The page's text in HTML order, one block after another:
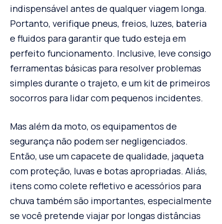
indispensável antes de qualquer viagem longa.
Portanto, verifique pneus, freios, luzes, bateria
e fluidos para garantir que tudo esteja em
perfeito funcionamento. Inclusive, leve consigo
ferramentas básicas para resolver problemas
simples durante o trajeto, e um kit de primeiros
socorros para lidar com pequenos incidentes.
Mas além da moto, os equipamentos de
segurança não podem ser negligenciados.
Então, use um capacete de qualidade, jaqueta
com proteção, luvas e botas apropriadas. Aliás,
itens como colete refletivo e acessórios para
chuva também são importantes, especialmente
se você pretende viajar por longas distâncias